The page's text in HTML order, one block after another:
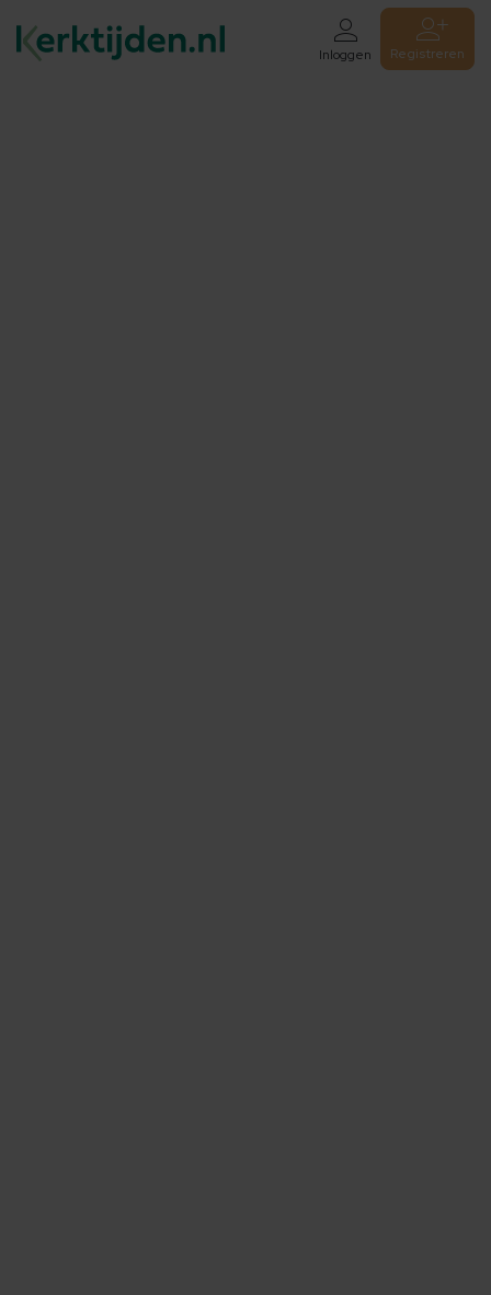
Inloggen Registreren